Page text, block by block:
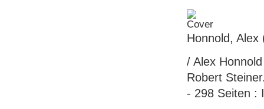
Honnold, Alex
/ Alex
Robert
- 298 Seiten :